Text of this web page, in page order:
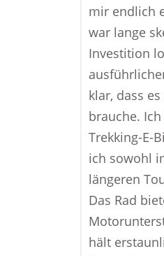
mir endlich
war lange
Investition
klar, dass
brauche.
Trekking-E-
ich sowohl
längeren
Das Rad
hält